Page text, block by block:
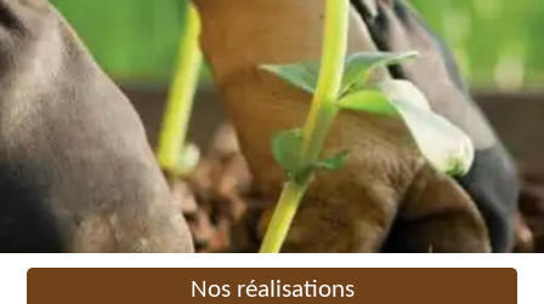
Nos réalisations